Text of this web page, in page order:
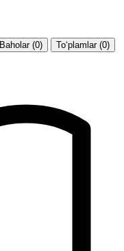
Baholar (0) To‘plamlar (0)